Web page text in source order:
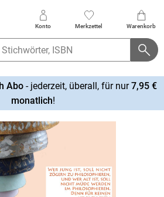
Konto Merkzettel Warenkorb
Abo- jederzeit, überall, für nur7,95 €
monatlich!